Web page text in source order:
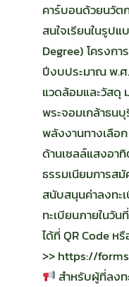
คาร์บอนด้วยนวัต
สนใจเรียนในรูป
Degree) โครงก
ปีงบประมาณ พ.
แวดล้อมและวัสดุ
พระจอมเกล้าธนบุ
พลังงานทางเลือ
ด้านเซลล์แสงอา
ธรรมเนียมการส
สนับสนุนค่าลงทะ
ทะเบียนภายในวัน
ได้ที่ QR Code ห
>> https://
สำหรับผู้ที่ลงท